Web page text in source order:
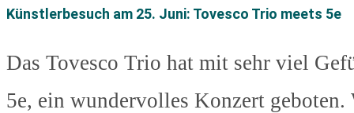
Künstlerbesuch am 25. Juni: Tovesco Trio meets 5e
Das Tovesco Trio hat mit sehr viel
5e, ein wundervolles Konzert geboten.